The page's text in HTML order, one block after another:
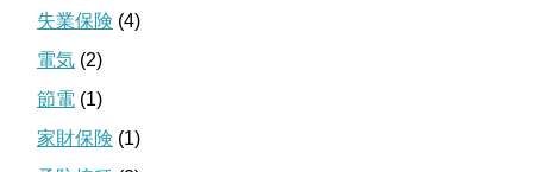
失業保険 (4)
電気 (2)
節電 (1)
家財保険 (1)